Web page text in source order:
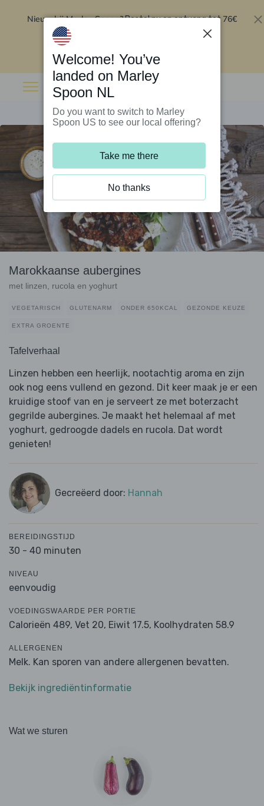
Nieuw bij Marley Spoon?Bestel nu en ontvang tot 76€
Marokkaanse aubergines
met linzen, rucola en yoghurt
VEGETARISCH GLUTENARM ONDER 650KCAL GEZONDE KEUZE
EXTRA GROENTE
Tafelverhaal
Linzen hebben een heerlijk, nootachtig aroma en zijn
ook nog eens vullend en gezond. Dit keer maak je er een
kruidige stoof van en je serveert ze met boterzacht
gegrilde aubergines. Je maakt het helemaal af met
yoghurt, gedroogde dadels en rucola. Dat wordt
genieten!
Gecreëerd door: Hannah
BEREIDINGSTIJD
30 - 40 minuten
NIVEAU
eenvoudig
VOEDINGSWAARDE PER PORTIE
Calorieën 489, Vet 20, Eiwit 17.5, Koolhydraten 58.9
ALLERGENEN
Melk. Kan sporen van andere allergenen bevatten.
Bekijk ingrediëntinformatie
Wat we sturen
Welcome! You’ve
landed on Marley
Spoon NL
Do you want to switch to Marley
Spoon US to see our local offering?
Take me there
No thanks